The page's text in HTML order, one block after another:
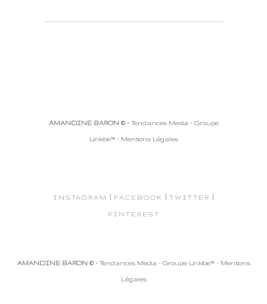
AMANDINE BARON © -Tendances Media - Groupe
Linkibe™ - Mentions Légales
INSTAGRAM | FACEBOOK | TWITTER |
PINTEREST
AMANDINE BARON © -Tendances Media - Groupe Linkibe™ - Mentions
Légales